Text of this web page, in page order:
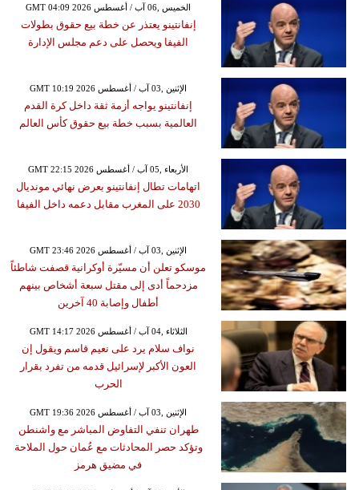
GMT 04:09 2026 الخميس ,06 آب / أغسطس
إنفانتينو يعتذر عن خطة بيع حقوق بطولات
الفيفا ويحصل على دعم مجلس الإدارة
GMT 10:19 2026 الإثنين ,03 آب / أغسطس
إنفانتينو يواجه أزمة ثقة داخل كرة القدم
العالمية بسبب خطة بيع حقوق كأس العالم
GMT 22:15 2026 الأربعاء ,05 آب / أغسطس
اتهامات تطال إنفانتينو بعرض نهائي مونديال
2030 على المغرب مقابل دعمه داخل الفيفا
GMT 23:46 2026 الإثنين ,03 آب / أغسطس
موسكو تعلن أن مسيّرة أوكرانية قصفت شاطئاً
مزدحماً أدى إلى مقتل سبعة أشخاص بينهم
أطفال وإصابة 40 آخرين
GMT 14:17 2026 الثلاثاء ,04 آب / أغسطس
نواف سلام يرد على نعيم قاسم ويقول إن
العون الأكبر لإسرائيل قدمه من تفرد بقرار
الحرب
GMT 19:36 2026 الإثنين ,03 آب / أغسطس
طهران تنفي التفاوض المباشر مع واشنطن
وتؤكد حصر المحادثات مع عُمان حول الملاحة
في مضيق هرمز